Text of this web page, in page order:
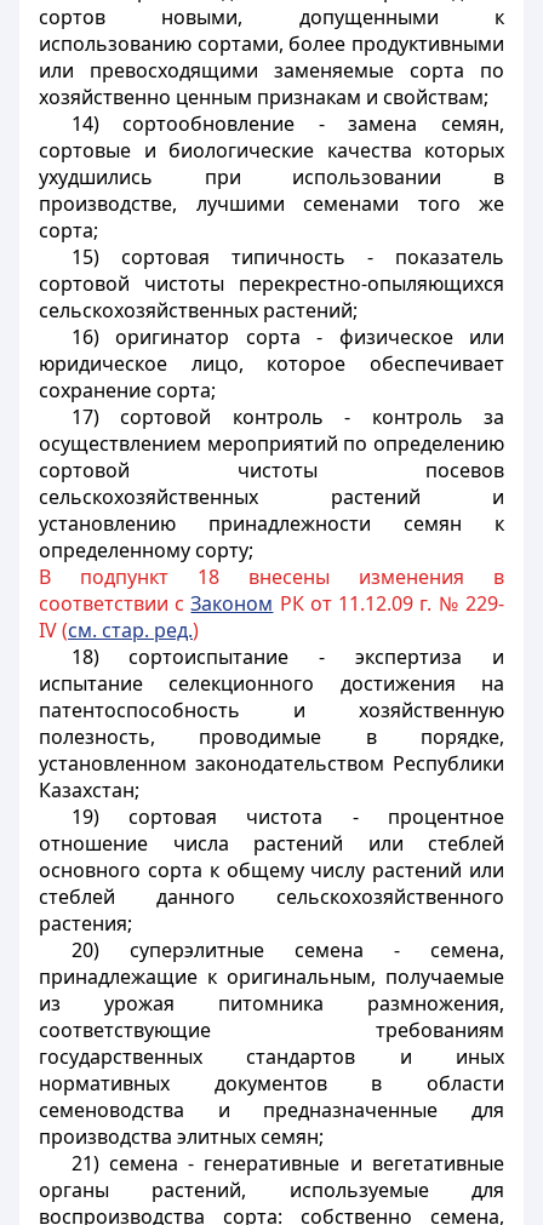
сортов новыми, допущенными к
использованию сортами, более продуктивными
или превосходящими заменяемые сорта по
хозяйственно ценным признакам и свойствам;
14) сортообновление - замена семян,
сортовые и биологические качества которых
ухудшились при использовании в
производстве, лучшими семенами того же
сорта;
15) сортовая типичность - показатель
сортовой чистоты перекрестно-опыляющихся
сельскохозяйственных растений;
16) оригинатор сорта - физическое или
юридическое лицо, которое обеспечивает
сохранение сорта;
17) сортовой контроль - контроль за
осуществлением мероприятий по определению
сортовой чистоты посевов
сельскохозяйственных растений и
установлению принадлежности семян к
определенному сорту;
В подпункт 18 внесены изменения в
соответствии сЗаконом РК от 11.12.09 г. № 229-
IV (см. стар. ред.)
18) сортоиспытание - экспертиза и
испытание селекционного достижения на
патентоспособность и хозяйственную
полезность, проводимые в порядке,
установленном законодательством Республики
Казахстан;
19) сортовая чистота - процентное
отношение числа растений или стеблей
основного сорта к общему числу растений или
стеблей данного сельскохозяйственного
растения;
20) суперэлитные семена - семена,
принадлежащие к оригинальным, получаемые
из урожая питомника размножения,
соответствующие требованиям
государственных стандартов и иных
нормативных документов в области
семеноводства и предназначенные для
производства элитных семян;
21) семена - генеративные и вегетативные
органы растений, используемые для
воспроизводства сорта: собственно семена,